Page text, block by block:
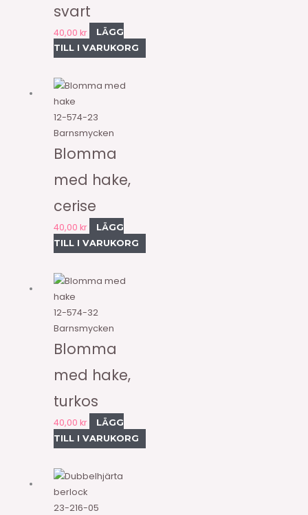
svart
40,00kr
LÄGG
TILL I VARUKORG
12-574-23
Barnsmycken
Blomma
med hake,
cerise
40,00kr
LÄGG
TILL I VARUKORG
12-574-32
Barnsmycken
Blomma
med hake,
turkos
40,00kr
LÄGG
TILL I VARUKORG
23-216-05